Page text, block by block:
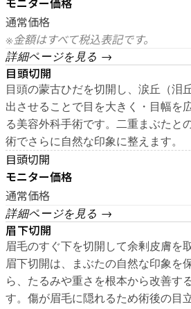
通常価格
※金額はすべて税込表記です。
詳細ページを見る →
目頭切開
目頭の蒙古ひだを切開し、涙丘（泪
出させることで目を大きく・目幅を
る美容外科手術です。二重まぶたと
術でさらに自然な印象に整えます。
目頭切開
モニター価格
通常価格
詳細ページを見る →
眉下切開
眉毛のすぐ下を切開して余剰皮膚を
眉下切開は、まぶたの自然な印象を
ら、たるみや重さを根本から改善す
す。傷が眉毛に隠れるため術後の目